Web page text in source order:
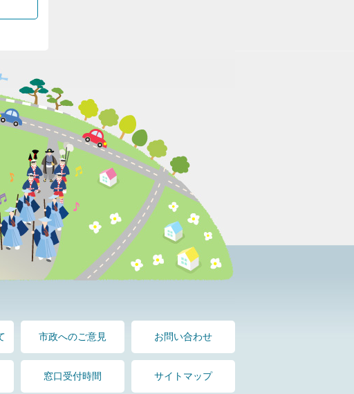
市政へのご意見 お問い合わせ
窓口受付時間 サイトマップ